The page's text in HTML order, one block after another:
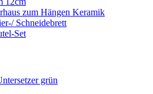
zum Hängen Keramik
Schneidebrett
Set
grün